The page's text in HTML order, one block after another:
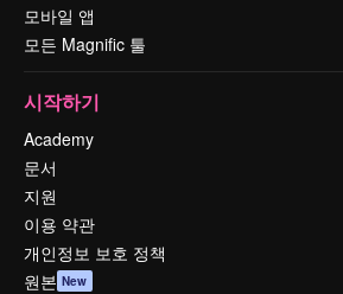
모바일 앱
모든 Magnific 툴
시작하기
Academy
문서
지원
이용 약관
개인정보 보호 정책
원본 New